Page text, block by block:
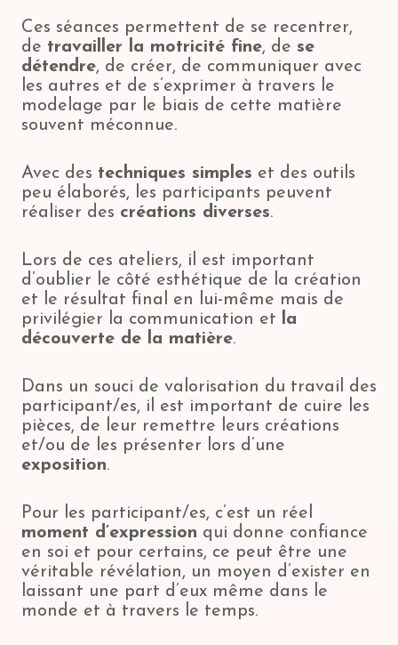
Ces séances permettent de se recentrer,
de travailler la motricité fine, de se
détendre, de créer, de communiquer avec
les autres et de s’exprimer à travers le
modelage par le biais de cette matière
souvent méconnue.
Avec des techniques simples et des outils
peu élaborés, les participants peuvent
réaliser des créations diverses.
Lors de ces ateliers, il est important
d’oublier le côté esthétique de la création
et le résultat final en lui-même mais de
privilégier la communication et
la
découverte de la matière.
Dans un souci de valorisation du travail des
participant/es, il est important de cuire les
pièces, de leur remettre leurs créations
et/ou de les présenter lors d’une
exposition.
Pour les participant/es, c’est un réel
moment d’expression qui donne confiance
en soi et pour certains, ce peut être une
véritable révélation, un moyen d’exister en
laissant une part d’eux même dans le
monde et à travers le temps.